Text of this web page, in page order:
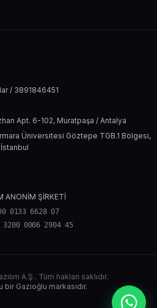
/ 3891846451
Apt. 6-102, Muratpaşa / Antalya
Üniversitesi Göztepe TGB.1 Bölgesi,
ANONİM ŞİRKETİ
0133 6628 07
3200 0006 2904 45
A.Ş.. Tüm hakları saklıdır.
bir Gazioğlu markasıdır.